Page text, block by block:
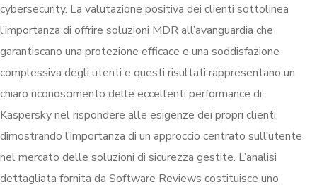
cybersecurity. La valutazione positiva dei clienti sottolinea
l’importanza di offrire soluzioni MDR all’avanguardia che
garantiscano una protezione efficace e una soddisfazione
complessiva degli utenti e questi risultati rappresentano un
chiaro riconoscimento delle eccellenti performance di
Kaspersky nel rispondere alle esigenze dei propri clienti,
dimostrando l’importanza di un approccio centrato sull’utente
nel mercato delle soluzioni di sicurezza gestite. L’analisi
dettagliata fornita da Software Reviews costituisce uno